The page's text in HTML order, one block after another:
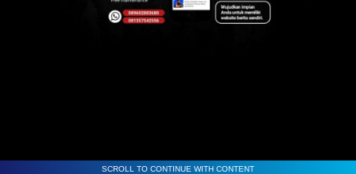
SCROLL TO CONTINUE WITH CONTENT